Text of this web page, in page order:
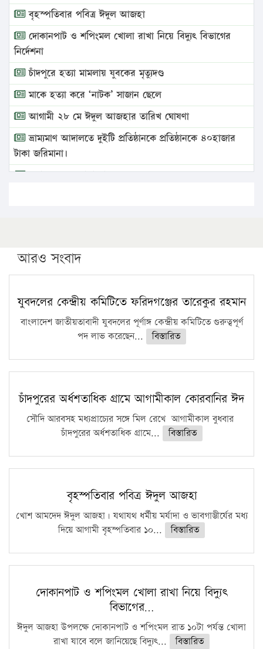
বৃহস্পতিবার পবিত্র ঈদুল আজহা
দোকানপাট ও শপিংমল খোলা রাখা নিয়ে বিদ্যুৎ বিভাগের
নির্দেশনা
চাঁদপুরে হত্যা মামলায় যুবকের মৃত্যুদণ্ড
মাকে হত্যা করে ‘নাটক’ সাজান ছেলে
আগামী ২৮ মে ঈদুল আজহার তারিখ ঘোষণা
ভ্রাম্যমাণ আদালতে দুইটি প্রতিষ্ঠানকে প্রতিষ্ঠানকে ৪০হাজার
টাকা জরিমানা।
এবার লঞ্চের ভাড়া বাড়ল
পিএইচডি করছেন কুয়েটের কৃতি…
সারা দেশে বজ্রাঘাতে ১৪ জনের প্রাণহানি
কঠোর হচ্ছে এসএসসি ও এইচএসসি পরীক্ষা
ফরিদগঞ্জে আগুনে পুড়লো ৬ ব্যবসা প্রতিষ্ঠান
আরও সংবাদ
যুবদলের কেন্দ্রীয় কমিটিতে ফরিদগঞ্জের তারেকুর রহমান
বাংলাদেশ জাতীয়তাবাদী যুবদলের পূর্ণাঙ্গ কেন্দ্রীয় কমিটিতে গুরুত্বপূর্ণ
পদ লাভ করেছেন...
বিস্তারিত
চাঁদপুরের অর্ধশতাধিক গ্রামে আগামীকাল কোরবানির ঈদ
সৌদি আরবসহ মধ্যপ্রাচ্যের সঙ্গে মিল রেখে আগামীকাল বুধবার
চাঁদপুরের অর্ধশতাধিক গ্রামে...
বিস্তারিত
বৃহস্পতিবার পবিত্র ঈদুল আজহা
খোশ আমদেদ ঈদুল আজহা। যথাযথ ধর্মীয় মর্যাদা ও ভাবগাম্ভীর্যের মধ্য
দিয়ে আগামী বৃহস্পতিবার ১০...
বিস্তারিত
দোকানপাট ও শপিংমল খোলা রাখা নিয়ে বিদ্যুৎ
বিভাগের…
ঈদুল আজহা উপলক্ষে দোকানপাট ও শপিংমল রাত ১০টা পর্যন্ত খোলা
রাখা যাবে বলে জানিয়েছে বিদ্যুৎ...
বিস্তারিত